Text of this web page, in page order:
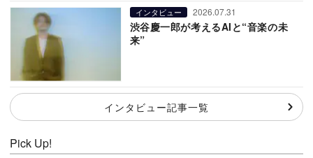
インタビュー 2026.07.31
渋谷慶一郎が考えるAIと“音楽の未
来”
インタビュー記事一覧
Pick Up!